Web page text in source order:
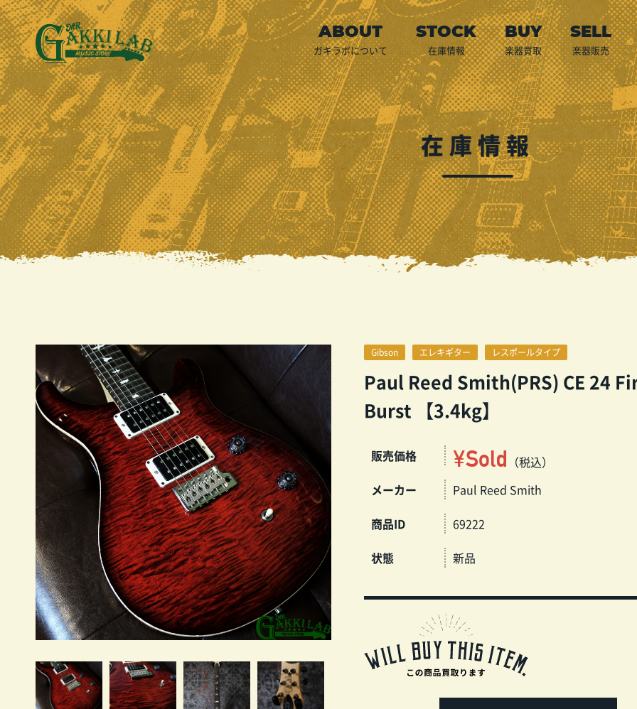
ガキラボについて 在庫情報 楽器買取
店頭買取
宅配買取
出張買取
預かり代行販売
LINE査定
買取申込
ご利用案内
楽器販売
在庫情報
Gibson エレキギター レスポールタイプ
Paul Reed Smith(PRS) CE 24
Burst 【3.4kg】
販売価格 ¥Sold （税込）
メーカー
Paul Reed Smith
商品ID
69222
状態
新品